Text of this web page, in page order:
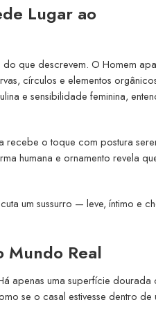
Lugar ao
que descrevem. O Homem
círculos e elementos
e sensibilidade feminina,
recebe o toque com postura
humana e ornamento revela
um sussurro — leve, íntimo e
Mundo Real
apenas uma superfície dourada
se o casal estivesse dentro de